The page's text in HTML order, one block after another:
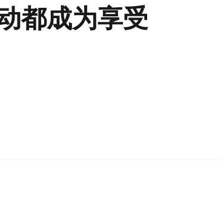
都成为享受